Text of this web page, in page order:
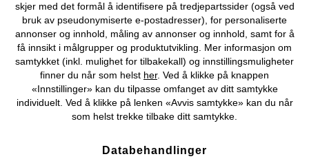
Vår service
Vårt tilbud
Selskapet
skjer med det formål å identifisere på tredjepartssider (også ved
bruk av pseudonymiserte e-postadresser), for personaliserte
annonser og innhold, måling av annonser og innhold, samt for å
få innsikt i målgrupper og produktutvikling. Mer informasjon om
samtykket (inkl. mulighet for tilbakekall) og innstillingsmuligheter
finner du når som helst her. Ved å klikke på knappen
«Innstillinger» kan du tilpasse omfanget av ditt samtykke
individuelt. Ved å klikke på lenken «Avvis samtykke» kan du når
som helst trekke tilbake ditt samtykke.
Databehandlinger